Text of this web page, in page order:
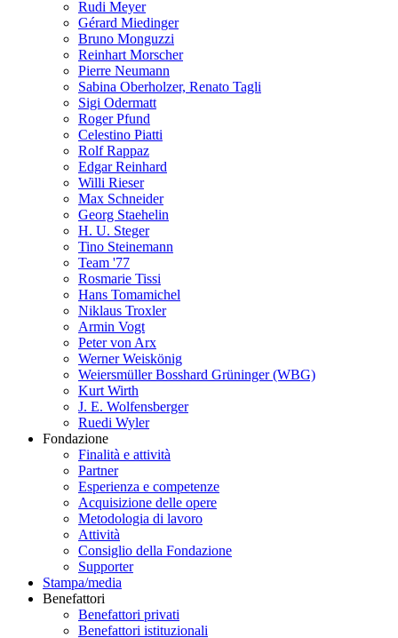
Rudi Meyer
Gérard Miedinger
Bruno Monguzzi
Reinhart Morscher
Pierre Neumann
Sabina Oberholzer, Renato Tagli
Sigi Odermatt
Roger Pfund
Celestino Piatti
Rolf Rappaz
Edgar Reinhard
Willi Rieser
Max Schneider
Georg Staehelin
H. U. Steger
Tino Steinemann
Team '77
Rosmarie Tissi
Hans Tomamichel
Niklaus Troxler
Armin Vogt
Peter von Arx
Werner Weiskönig
Weiersmüller Bosshard Grüninger (WBG)
Kurt Wirth
J. E. Wolfensberger
Ruedi Wyler
Fondazione
Finalità e attività
Partner
Esperienza e competenze
Acquisizione delle opere
Metodologia di lavoro
Attività
Consiglio della Fondazione
Supporter
Stampa/media
Benefattori
Benefattori privati
Benefattori istituzionali